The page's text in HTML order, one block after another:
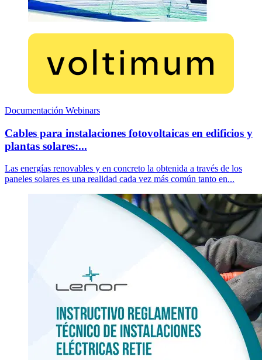
Documentación Webinars
Cables para instalaciones fotovoltaicas en edificios y
plantas solares:...
Las energías renovables y en concreto la obtenida a través de los
paneles solares es una realidad cada vez más común tanto en...